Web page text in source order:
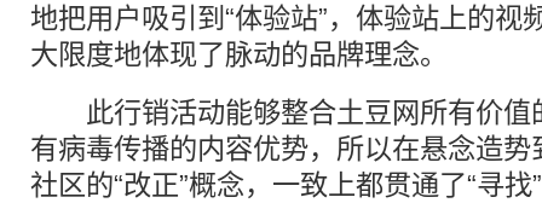
地把用户吸引到“体验站”，体验站上的视
大限度地体现了脉动的品牌理念。
此行销活动能够整合土豆网所有价值
有病毒传播的内容优势，所以在悬念造
社区的“改正”概念，一致上都贯通了“寻找